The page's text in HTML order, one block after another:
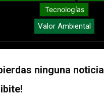
Tecnologías
Valor Ambiental
ninguna noticia